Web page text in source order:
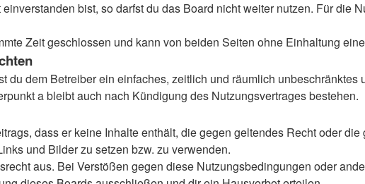
bist, so darfst du das Board nicht weiter nutzen. Für die
Zeit geschlossen und kann von beiden Seiten ohne Einhaltung
du dem Betreiber ein einfaches, zeitlich und räumlich
a bleibt auch nach Kündigung des Nutzungsvertrages bestehen.
dass er keine Inhalte enthält, die gegen geltendes Recht oder
und Bilder zu setzen bzw. zu verwenden.
aus. Bei Verstößen gegen diese Nutzungsbedingungen oder